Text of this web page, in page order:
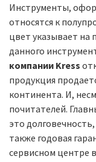
Инструменты,
относятся к
цвет указывает на
данного
компании Kress
продукция
континента. И,
почитателей.
это
также годовая
сервисном центре